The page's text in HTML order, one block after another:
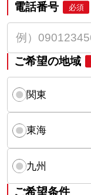
電話番号 必須
ご希望の地域
関東
東海
九州
ご希望条件